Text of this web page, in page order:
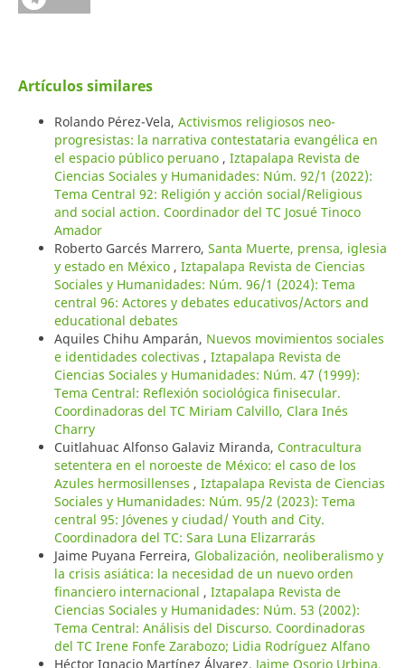
Artículos similares
Rolando Pérez-Vela, Activismos religiosos neo-
progresistas: la narrativa contestataria evangélica en
el espacio público peruano , Iztapalapa Revista de
Ciencias Sociales y Humanidades: Núm. 92/1 (2022):
Tema Central 92: Religión y acción social/Religious
and social action. Coordinador del TC Josué Tinoco
Amador
Roberto Garcés Marrero, Santa Muerte, prensa, iglesia
y estado en México , Iztapalapa Revista de Ciencias
Sociales y Humanidades: Núm. 96/1 (2024): Tema
central 96: Actores y debates educativos/Actors and
educational debates
Aquiles Chihu Amparán, Nuevos movimientos sociales
e identidades colectivas , Iztapalapa Revista de
Ciencias Sociales y Humanidades: Núm. 47 (1999):
Tema Central: Reflexión sociológica finisecular.
Coordinadoras del TC Miriam Calvillo, Clara Inés
Charry
Cuitlahuac Alfonso Galaviz Miranda, Contracultura
setentera en el noroeste de México: el caso de los
Azules hermosillenses , Iztapalapa Revista de Ciencias
Sociales y Humanidades: Núm. 95/2 (2023): Tema
central 95: Jóvenes y ciudad/ Youth and City.
Coordinadora del TC: Sara Luna Elizarrarás
Jaime Puyana Ferreira, Globalización, neoliberalismo y
la crisis asiática: la necesidad de un nuevo orden
financiero internacional , Iztapalapa Revista de
Ciencias Sociales y Humanidades: Núm. 53 (2002):
Tema Central: Análisis del Discurso. Coordinadoras
del TC Irene Fonfe Zarabozo; Lidia Rodríguez Alfano
Héctor Ignacio Martínez Álvarez, Jaime Osorio Urbina,